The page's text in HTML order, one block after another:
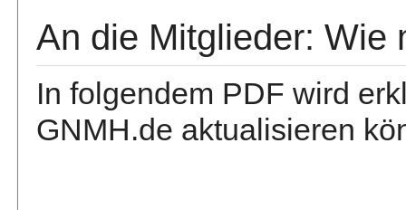
An die Mitglieder: Wie
In folgendem PDF wird
GNMH.de aktualisieren